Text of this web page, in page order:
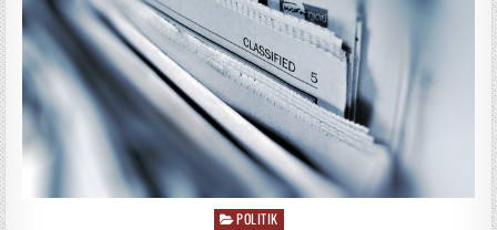
Posted
POLITIK